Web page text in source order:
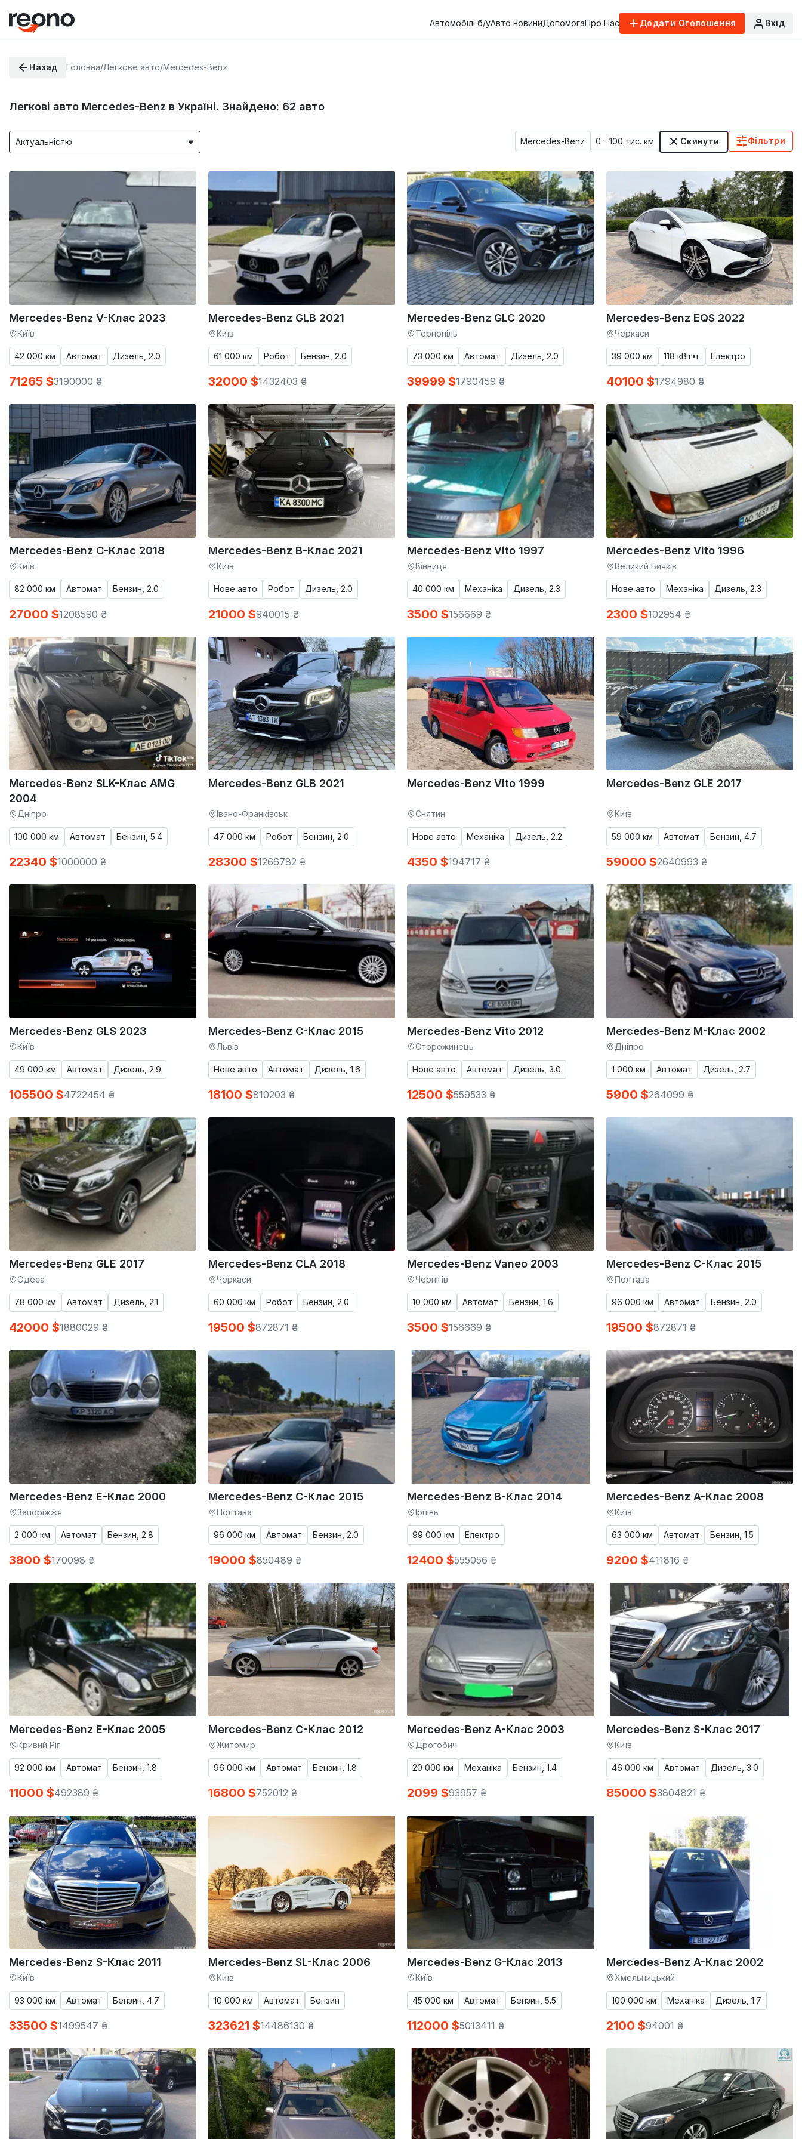
Автомобілі б/уАвто новиниДопомогаПро Нас Додати Оголошення Вхід
Назад Головна/Легкове авто/Mercedes-Benz
Легкові авто Mercedes-Benz в Україні. Знайдено: 62 авто
Актуальністю Mercedes-Benz 0 - 100 тис. км Скинути Фільтри
Mercedes-Benz V-Клас 2023
Київ
42 000 км Автомат Дизель, 2.0
71265 $3190000 ₴
Mercedes-Benz GLB 2021
Київ
61 000 км Робот Бензин, 2.0
32000 $1432403 ₴
Mercedes-Benz GLC 2020
Тернопіль
73 000 км Автомат Дизель, 2.0
39999 $1790459 ₴
Mercedes-Benz EQS 2022
Черкаси
39 000 км 118 кВт•г Електро
40100 $1794980 ₴
Mercedes-Benz C-Клас 2018
Київ
82 000 км Автомат Бензин, 2.0
27000 $1208590 ₴
Mercedes-Benz B-Клас 2021
Київ
Нове авто Робот Дизель, 2.0
21000 $940015 ₴
Mercedes-Benz Vito 1997
Вінниця
40 000 км Механіка Дизель, 2.3
3500 $156669 ₴
Mercedes-Benz Vito 1996
Великий Бичків
Нове авто Механіка Дизель, 2.3
2300 $102954 ₴
Mercedes-Benz SLK-Клас AMG
2004
Дніпро
100 000 км Автомат Бензин, 5.4
22340 $1000000 ₴
Mercedes-Benz GLB 2021
Івано-Франківськ
47 000 км Робот Бензин, 2.0
28300 $1266782 ₴
Mercedes-Benz Vito 1999
Снятин
Нове авто Механіка Дизель, 2.2
4350 $194717 ₴
Mercedes-Benz GLE 2017
Київ
59 000 км Автомат Бензин, 4.7
59000 $2640993 ₴
Mercedes-Benz GLS 2023
Київ
49 000 км Автомат Дизель, 2.9
105500 $4722454 ₴
Mercedes-Benz C-Клас 2015
Львів
Нове авто Автомат Дизель, 1.6
18100 $810203 ₴
Mercedes-Benz Vito 2012
Сторожинець
Нове авто Автомат Дизель, 3.0
12500 $559533 ₴
Mercedes-Benz M-Клас 2002
Дніпро
1 000 км Автомат Дизель, 2.7
5900 $264099 ₴
Mercedes-Benz GLE 2017
Одеса
78 000 км Автомат Дизель, 2.1
42000 $1880029 ₴
Mercedes-Benz CLA 2018
Черкаси
60 000 км Робот Бензин, 2.0
19500 $872871 ₴
Mercedes-Benz Vaneo 2003
Чернігів
10 000 км Автомат Бензин, 1.6
3500 $156669 ₴
Mercedes-Benz C-Клас 2015
Полтава
96 000 км Автомат Бензин, 2.0
19500 $872871 ₴
Mercedes-Benz E-Клас 2000
Запоріжжя
2 000 км Автомат Бензин, 2.8
3800 $170098 ₴
Mercedes-Benz C-Клас 2015
Полтава
96 000 км Автомат Бензин, 2.0
19000 $850489 ₴
Mercedes-Benz B-Клас 2014
Ірпінь
99 000 км Електро
12400 $555056 ₴
Mercedes-Benz A-Клас 2008
Київ
63 000 км Автомат Бензин, 1.5
9200 $411816 ₴
Mercedes-Benz E-Клас 2005
Кривий Ріг
92 000 км Автомат Бензин, 1.8
11000 $492389 ₴
Mercedes-Benz C-Клас 2012
Житомир
96 000 км Автомат Бензин, 1.8
16800 $752012 ₴
Mercedes-Benz A-Клас 2003
Дрогобич
20 000 км Механіка Бензин, 1.4
2099 $93957 ₴
Mercedes-Benz S-Клас 2017
Київ
46 000 км Автомат Дизель, 3.0
85000 $3804821 ₴
Mercedes-Benz S-Клас 2011
Київ
93 000 км Автомат Бензин, 4.7
33500 $1499547 ₴
Mercedes-Benz SL-Клас 2006
Київ
10 000 км Автомат Бензин
323621 $14486130 ₴
Mercedes-Benz G-Клас 2013
Київ
45 000 км Автомат Бензин, 5.5
112000 $5013411 ₴
Mercedes-Benz A-Клас 2002
Хмельницький
100 000 км Механіка Дизель, 1.7
2100 $94001 ₴